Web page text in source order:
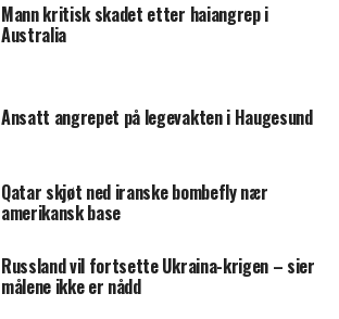
Mann kritisk skadet etter haiangrep i
Australia
Ansatt angrepet på legevakten i Haugesund
Qatar skjøt ned iranske bombefly nær
amerikansk base
Russland vil fortsette Ukraina-krigen – sier
målene ikke er nådd